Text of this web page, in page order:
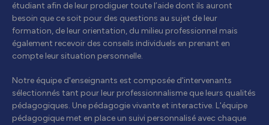
étudiant afin de leur prodiguer toute l’aide dont ils auront
besoin que ce soit pour des questions au sujet de leur
formation, de leur orientation, du milieu professionnel mais
également recevoir des conseils individuels en prenant en
compte leur situation personnelle.
Notre équipe d'enseignants est composée d'intervenants
sélectionnés tant pour leur professionnalisme que leurs qualités
pédagogiques. Une pédagogie vivante et interactive. L'équipe
pédagogique met en place un suivi personnalisé avec chaque